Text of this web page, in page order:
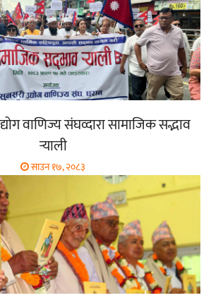
वाणिज्य संघव्दारा सामाजिक सद्भाव
र्‍याली
साउन १७, २०८३